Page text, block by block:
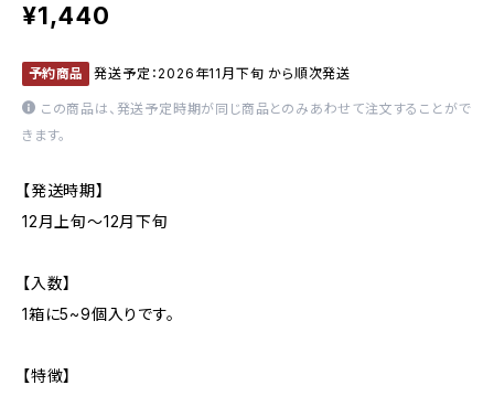
¥1,440
予約商品 発送予定：2026年11月下旬 から順次発送
この商品は、発送予定時期が同じ商品とのみあわせて注文することがで
きます。
【発送時期】
12月上旬～12月下旬
【入数】
1箱に5~9個入りです。
【特徴】